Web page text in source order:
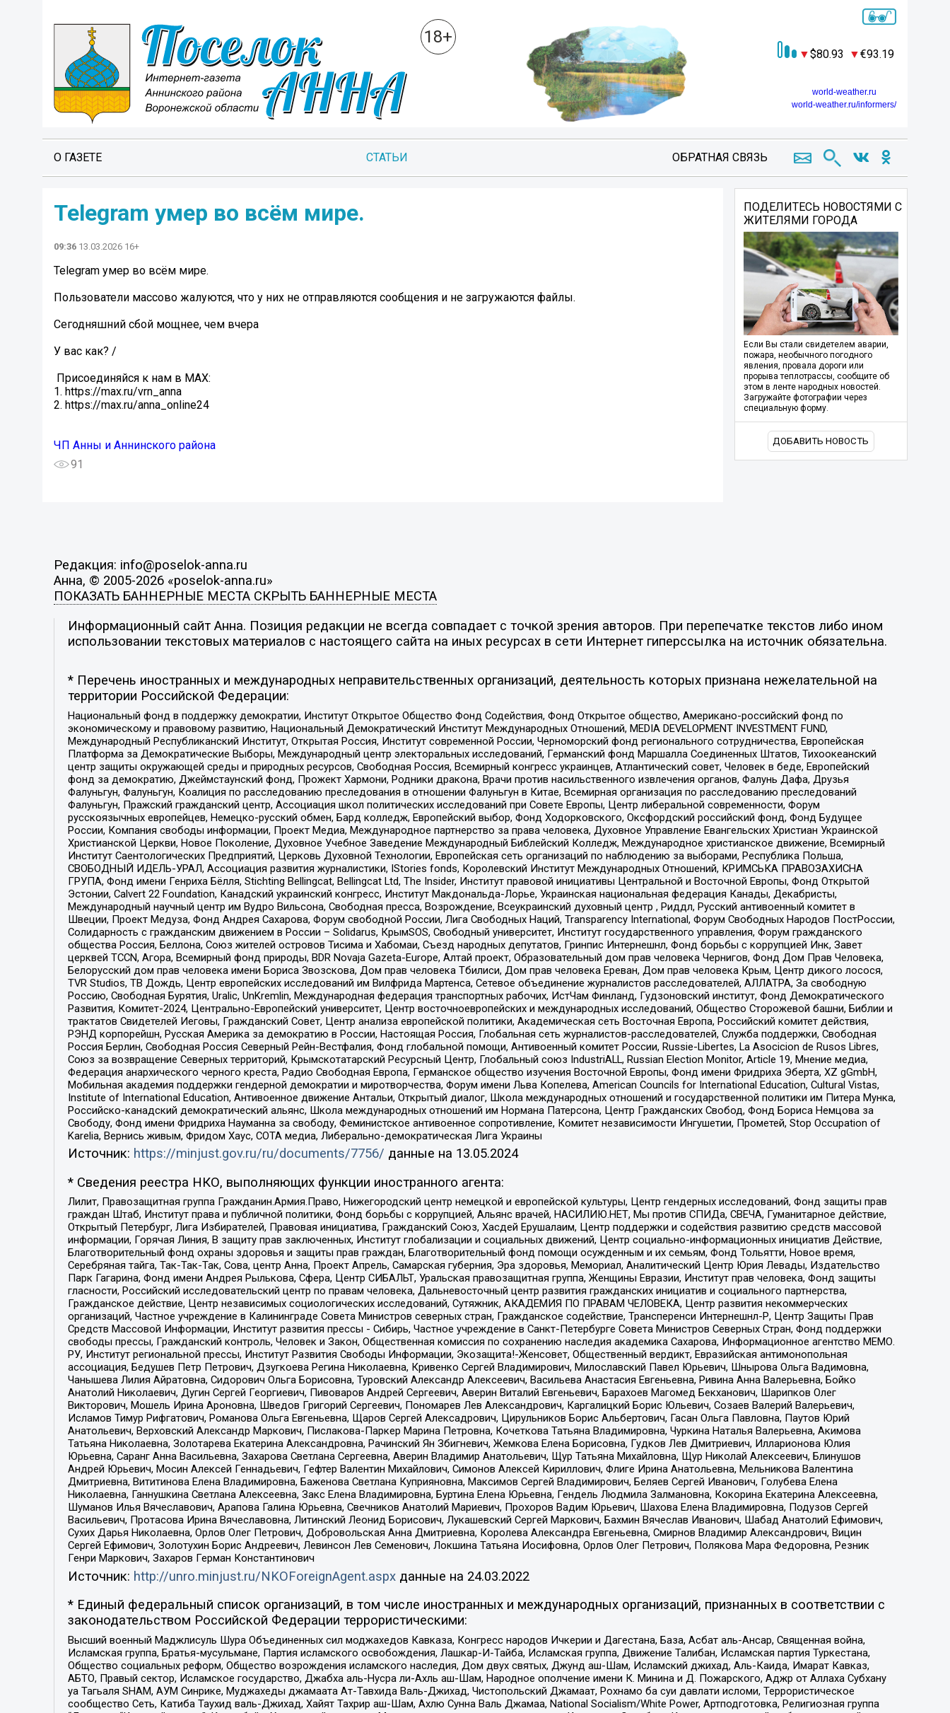
18+
80.93 93.19
world-weather.ru
world-weather.ru/informers/
О ГАЗЕТЕ СТАТЬИ ОБРАТНАЯ СВЯЗЬ
Telegram умер во всём мире.
09:36 13.03.2026 16+
Telegram умер во всём мире.
Пользователи массово жалуются, что у них не отправляются сообщения и не загружаются файлы.
Сегодняшний сбой мощнее, чем вчера
У вас как? /
️ Присоединяйся к нам в MAX:
1. https://max.ru/vrn_anna
2. https://max.ru/anna_online24
ЧП Анны и Аннинского района
91
ПОДЕЛИТЕСЬ НОВОСТЯМИ С
ЖИТЕЛЯМИ ГОРОДА
Если Вы стали свидетелем аварии,
пожара, необычного погодного
явления, провала дороги или
прорыва теплотрассы, сообщите об
этом в ленте народных новостей.
Загружайте фотографии через
специальную форму.
ДОБАВИТЬ НОВОСТЬ
Редакция: info@poselok-anna.ru
Анна, © 2005-2026 «poselok-anna.ru»
ПОКАЗАТЬ БАННЕРНЫЕ МЕСТА СКРЫТЬ БАННЕРНЫЕ МЕСТА
Информационный сайт Анна. Позиция редакции не всегда совпадает с точкой зрения авторов. При перепечатке текстов либо ином
использовании текстовых материалов с настоящего сайта на иных ресурсах в сети Интернет гиперссылка на источник обязательна.
* Перечень иностранных и международных неправительственных организаций, деятельность которых признана нежелательной на
территории Российской Федерации:
Национальный фонд в поддержку демократии, Институт Открытое Общество Фонд Содействия, Фонд Открытое общество, Американо-российский фонд по
экономическому и правовому развитию, Национальный Демократический Институт Международных Отношений, MEDIA DEVELOPMENT INVESTMENT FUND,
Международный Республиканский Институт, Открытая Россия, Институт современной России, Черноморский фонд регионального сотрудничества, Европейская
Платформа за Демократические Выборы, Международный центр электоральных исследований, Германский фонд Маршалла Соединенных Штатов, Тихоокеанский
центр защиты окружающей среды и природных ресурсов, Свободная Россия, Всемирный конгресс украинцев, Атлантический совет, Человек в беде, Европейский
фонд за демократию, Джеймстаунский фонд, Прожект Хармони, Родники дракона, Врачи против насильственного извлечения органов, Фалунь Дафа, Друзья
Фалуньгун, Фалуньгун, Коалиция по расследованию преследования в отношении Фалуньгун в Китае, Всемирная организация по расследованию преследований
Фалуньгун, Пражский гражданский центр, Ассоциация школ политических исследований при Совете Европы, Центр либеральной современности, Форум
русскоязычных европейцев, Немецко-русский обмен, Бард колледж, Европейский выбор, Фонд Ходорковского, Оксфордский российский фонд, Фонд Будущее
России, Компания свободы информации, Проект Медиа, Международное партнерство за права человека, Духовное Управление Евангельских Христиан Украинской
Христианской Церкви, Новое Поколение, Духовное Учебное Заведение Международный Библейский Колледж, Международное христианское движение, Всемирный
Институт Саентологических Предприятий, Церковь Духовной Технологии, Европейская сеть организаций по наблюдению за выборами, Республика Польша,
СВОБОДНЫЙ ИДЕЛЬ-УРАЛ, Ассоциация развития журналистики, IStories fonds, Королевский Институт Международных Отношений, КРИМСЬКА ПРАВОЗАХИСНА
ГРУПА, Фонд имени Генриха Бёлля, Stichting Bellingcat, Bellingcat Ltd, The Insider, Институт правовой инициативы Центральной и Восточной Европы, Фонд Открытой
Эстонии, Calvert 22 Foundation, Канадский украинский конгресс, Институт Макдональда-Лорье, Украинская национальная федерация Канады, Декабристы,
Международный научный центр им Вудро Вильсона, Свободная пресса, Возрождение, Всеукраинский духовный центр , Риддл, Русский антивоенный комитет в
Швеции, Проект Медуза, Фонд Андрея Сахарова, Форум свободной России, Лига Свободных Наций, Transparеncy International, Форум Свободных Народов ПостРоссии,
Солидарность с гражданским движением в России – Solidarus, КрымSOS, Свободный университет, Институт государственного управления, Форум гражданского
общества Россия, Беллона, Союз жителей островов Тисима и Хабомаи, Съезд народных депутатов, Гринпис Интернешнл, Фонд борьбы с коррупцией Инк, Завет
церквей TCCN, Агора, Всемирный фонд природы, BDR Novaja Gazeta-Europe, Алтай проект, Образовательный дом прав человека Чернигов, Фонд Дом Прав Человека,
Белорусский дом прав человека имени Бориса Звозскова, Дом прав человека Тбилиси, Дом прав человека Ереван, Дом прав человека Крым, Центр дикого лосося,
TVR Studios, ТВ Дождь, Центр европейских исследований им Вилфрида Мартенса, Сетевое объединение журналистов расследователей, АЛЛАТРА, За свободную
Россию, Свободная Бурятия, Uralic, UnKremlin, Международная федерация транспортных рабочих, ИстЧам Финланд, Гудзоновский институт, Фонд Демократического
Развития, Комитет-2024, Центрально-Европейский университет, Центр восточноевропейских и международных исследований, Общество Сторожевой башни, Библии и
трактатов Свидетелей Иеговы, Гражданский Совет, Центр анализа европейской политики, Академическая сеть Восточная Европа, Российский комитет действия,
РЭНД корпорейшн, Русская Америка за демократию в России, Настоящая Россия, Глобальная сеть журналистов-расследователей, Служба поддержки, Свободная
Россия Берлин, Свободная Россия Северный Рейн-Вестфалия, Фонд глобальной помощи, Антивоенный комитет России, Russie-Libertes, La Asocicion de Rusos Libres,
Союз за возвращение Северных территорий, Крымскотатарский Ресурсный Центр, Глобальный союз IndustriALL, Russian Election Monitor, Article 19, Мнение медиа,
Федерация анархического черного креста, Радио Свободная Европа, Германское общество изучения Восточной Европы, Фонд имени Фридриха Эберта, XZ gGmbH,
Мобильная академия поддержки гендерной демократии и миротворчества, Форум имени Льва Копелева, American Councils for International Education, Cultural Vistas,
Institute of International Education, Антивоенное движение Антальи, Открытый диалог, Школа международных отношений и государственной политики им Питера Мунка,
Российско-канадский демократический альянс, Школа международных отношений им Нормана Патерсона, Центр Гражданских Свобод, Фонд Бориса Немцова за
Свободу, Фонд имени Фридриха Науманна за свободу, Феминистское антивоенное сопротивление, Комитет независимости Ингушетии, Прометей, Stop Occupation of
Karelia, Вернись живым, Фридом Хаус, СОТА медиа, Либерально-демократическая Лига Украины
Источник: https://minjust.gov.ru/ru/documents/7756/ данные на 13.05.2024
* Сведения реестра НКО, выполняющих функции иностранного агента:
Лилит, Правозащитная группа Гражданин.Армия.Право, Нижегородский центр немецкой и европейской культуры, Центр гендерных исследований, Фонд защиты прав
граждан Штаб, Институт права и публичной политики, Фонд борьбы с коррупцией, Альянс врачей, НАСИЛИЮ.НЕТ, Мы против СПИДа, СВЕЧА, Гуманитарное действие,
Открытый Петербург, Лига Избирателей, Правовая инициатива, Гражданский Союз, Хасдей Ерушалаим, Центр поддержки и содействия развитию средств массовой
информации, Горячая Линия, В защиту прав заключенных, Институт глобализации и социальных движений, Центр социально-информационных инициатив Действие,
Благотворительный фонд охраны здоровья и защиты прав граждан, Благотворительный фонд помощи осужденным и их семьям, Фонд Тольятти, Новое время,
Серебряная тайга, Так-Так-Так, Сова, центр Анна, Проект Апрель, Самарская губерния, Эра здоровья, Мемориал, Аналитический Центр Юрия Левады, Издательство
Парк Гагарина, Фонд имени Андрея Рылькова, Сфера, Центр СИБАЛЬТ, Уральская правозащитная группа, Женщины Евразии, Институт прав человека, Фонд защиты
гласности, Российский исследовательский центр по правам человека, Дальневосточный центр развития гражданских инициатив и социального партнерства,
Гражданское действие, Центр независимых социологических исследований, Сутяжник, АКАДЕМИЯ ПО ПРАВАМ ЧЕЛОВЕКА, Центр развития некоммерческих
организаций, Частное учреждение в Калининграде Совета Министров северных стран, Гражданское содействие, Трансперенси Интернешнл-Р, Центр Защиты Прав
Средств Массовой Информации, Институт развития прессы - Сибирь, Частное учреждение в Санкт-Петербурге Совета Министров Северных Стран, Фонд поддержки
свободы прессы, Гражданский контроль, Человек и Закон, Общественная комиссия по сохранению наследия академика Сахарова, Информационное агентство МЕМО.
РУ, Институт региональной прессы, Институт Развития Свободы Информации, Экозащита!-Женсовет, Общественный вердикт, Евразийская антимонопольная
ассоциация, Бедушев Петр Петрович, Дзугкоева Регина Николаевна, Кривенко Сергей Владимирович, Милославский Павел Юрьевич, Шнырова Ольга Вадимовна,
Чанышева Лилия Айратовна, Сидорович Ольга Борисовна, Туровский Александр Алексеевич, Васильева Анастасия Евгеньевна, Ривина Анна Валерьевна, Бойко
Анатолий Николаевич, Дугин Сергей Георгиевич, Пивоваров Андрей Сергеевич, Аверин Виталий Евгеньевич, Барахоев Магомед Бекханович, Шарипков Олег
Викторович, Мошель Ирина Ароновна, Шведов Григорий Сергеевич, Пономарев Лев Александрович, Каргалицкий Борис Юльевич, Созаев Валерий Валерьевич,
Исламов Тимур Рифгатович, Романова Ольга Евгеньевна, Щаров Сергей Алексадрович, Цирульников Борис Альбертович, Гасан Ольга Павловна, Паутов Юрий
Анатольевич, Верховский Александр Маркович, Пислакова-Паркер Марина Петровна, Кочеткова Татьяна Владимировна, Чуркина Наталья Валерьевна, Акимова
Татьяна Николаевна, Золотарева Екатерина Александровна, Рачинский Ян Збигневич, Жемкова Елена Борисовна, Гудков Лев Дмитриевич, Илларионова Юлия
Юрьевна, Саранг Анна Васильевна, Захарова Светлана Сергеевна, Аверин Владимир Анатольевич, Щур Татьяна Михайловна, Щур Николай Алексеевич, Блинушов
Андрей Юрьевич, Мосин Алексей Геннадьевич, Гефтер Валентин Михайлович, Симонов Алексей Кириллович, Флиге Ирина Анатольевна, Мельникова Валентина
Дмитриевна, Вититинова Елена Владимировна, Баженова Светлана Куприяновна, Максимов Сергей Владимирович, Беляев Сергей Иванович, Голубева Елена
Николаевна, Ганнушкина Светлана Алексеевна, Закс Елена Владимировна, Буртина Елена Юрьевна, Гендель Людмила Залмановна, Кокорина Екатерина Алексеевна,
Шуманов Илья Вячеславович, Арапова Галина Юрьевна, Свечников Анатолий Мариевич, Прохоров Вадим Юрьевич, Шахова Елена Владимировна, Подузов Сергей
Васильевич, Протасова Ирина Вячеславовна, Литинский Леонид Борисович, Лукашевский Сергей Маркович, Бахмин Вячеслав Иванович, Шабад Анатолий Ефимович,
Сухих Дарья Николаевна, Орлов Олег Петрович, Добровольская Анна Дмитриевна, Королева Александра Евгеньевна, Смирнов Владимир Александрович, Вицин
Сергей Ефимович, Золотухин Борис Андреевич, Левинсон Лев Семенович, Локшина Татьяна Иосифовна, Орлов Олег Петрович, Полякова Мара Федоровна, Резник
Генри Маркович, Захаров Герман Константинович
Источник: http://unro.minjust.ru/NKOForeignAgent.aspxданные на 24.03.2022
* Единый федеральный список организаций, в том числе иностранных и международных организаций, признанных в соответствии с
законодательством Российской Федерации террористическими:
Высший военный Маджлисуль Шура Объединенных сил моджахедов Кавказа, Конгресс народов Ичкерии и Дагестана, База, Асбат аль-Ансар, Священная война,
Исламская группа, Братья-мусульмане, Партия исламского освобождения, Лашкар-И-Тайба, Исламская группа, Движение Талибан, Исламская партия Туркестана,
Общество социальных реформ, Общество возрождения исламского наследия, Дом двух святых, Джунд аш-Шам, Исламский джихад, Аль-Каида, Имарат Кавказ,
АБТО, Правый сектор, Исламское государство, Джабха аль-Нусра ли-Ахль аш-Шам, Народное ополчение имени К. Минина и Д. Пожарского, Аджр от Аллаха Субхану
уа Тагьаля SHAM, АУМ Синрике, Муджахеды джамаата Ат-Тавхида Валь-Джихад, Чистопольский Джамаат, Рохнамо ба суи давлати исломи, Террористическое
сообщество Сеть, Катиба Таухид валь-Джихад, Хайят Тахрир аш-Шам, Ахлю Сунна Валь Джамаа, National Socialism/White Power, Артподготовка, Религиозная группа